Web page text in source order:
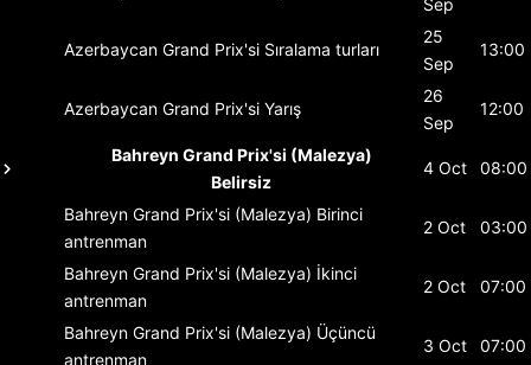
Azerbaycan Grand Prix'si Sıralama turları
25
Sep
13:00
Azerbaycan Grand Prix'si Yarış
26
Sep
12:00
Bahreyn Grand Prix'si (Malezya)
Belirsiz
4 Oct 08:00
Bahreyn Grand Prix'si (Malezya) Birinci
antrenman
2 Oct 03:00
Bahreyn Grand Prix'si (Malezya) İkinci
antrenman
2 Oct 07:00
Bahreyn Grand Prix'si (Malezya) Üçüncü
antrenman
3 Oct 07:00